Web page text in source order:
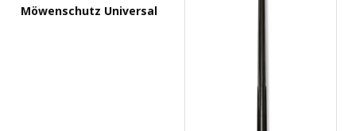
Möwenschutz Universal